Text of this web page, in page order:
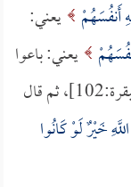
أَنفُسَهُمْ
يعني:
يعني: باعوا
[البقرة:102]، ثم قال
خَيْرٌ لَوْ كَانُوا